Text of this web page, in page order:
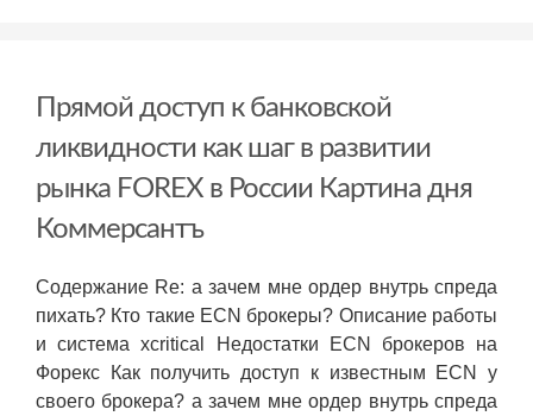
Прямой доступ к банковской
ликвидности как шаг в развитии
рынка FOREX в России Картина дня
Коммерсантъ
Содержание Re: а зачем мне ордер внутрь спреда
пихать? Кто такие ECN брокеры? Описание работы
и система xcritical Недостатки ECN брокеров на
Форекс Как получить доступ к известным ECN у
своего брокера? а зачем мне ордер внутрь спреда